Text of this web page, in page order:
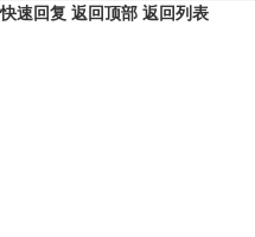
快速回复 返回顶部 返回列表